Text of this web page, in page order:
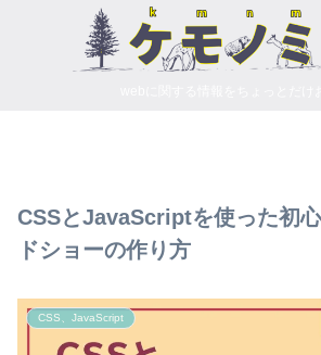
CSSとJavaScriptを使った初
ドショーの作り方
CSS、JavaScript